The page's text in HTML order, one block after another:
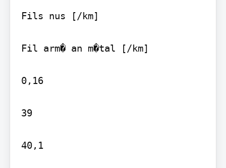
Fils nus [/km]
Fil arm� an m�tal [/km]
0,16
39
40,1